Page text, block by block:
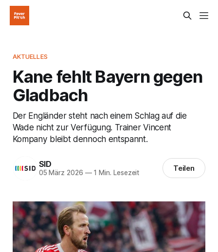
AKTUELLES
Kane fehlt Bayern gegen
Gladbach
Der Engländer steht nach einem Schlag auf die
Wade nicht zur Verfügung. Trainer Vincent
Kompany bleibt dennoch entspannt.
SID
05 März 2026 —1 Min. Lesezeit Teilen